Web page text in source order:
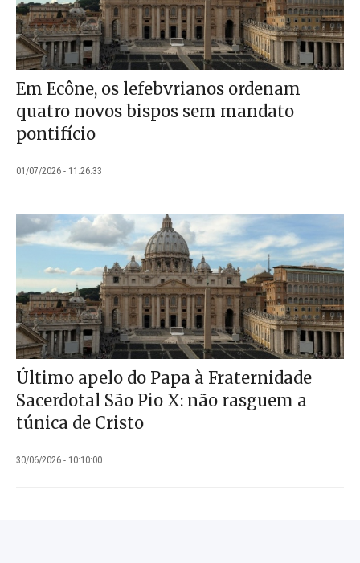
Em Ecône, os lefebvrianos ordenam
quatro novos bispos sem mandato
pontifício
01/07/2026 - 11:26:33
Último apelo do Papa à Fraternidade
Sacerdotal São Pio X: não rasguem a
túnica de Cristo
30/06/2026 - 10:10:00